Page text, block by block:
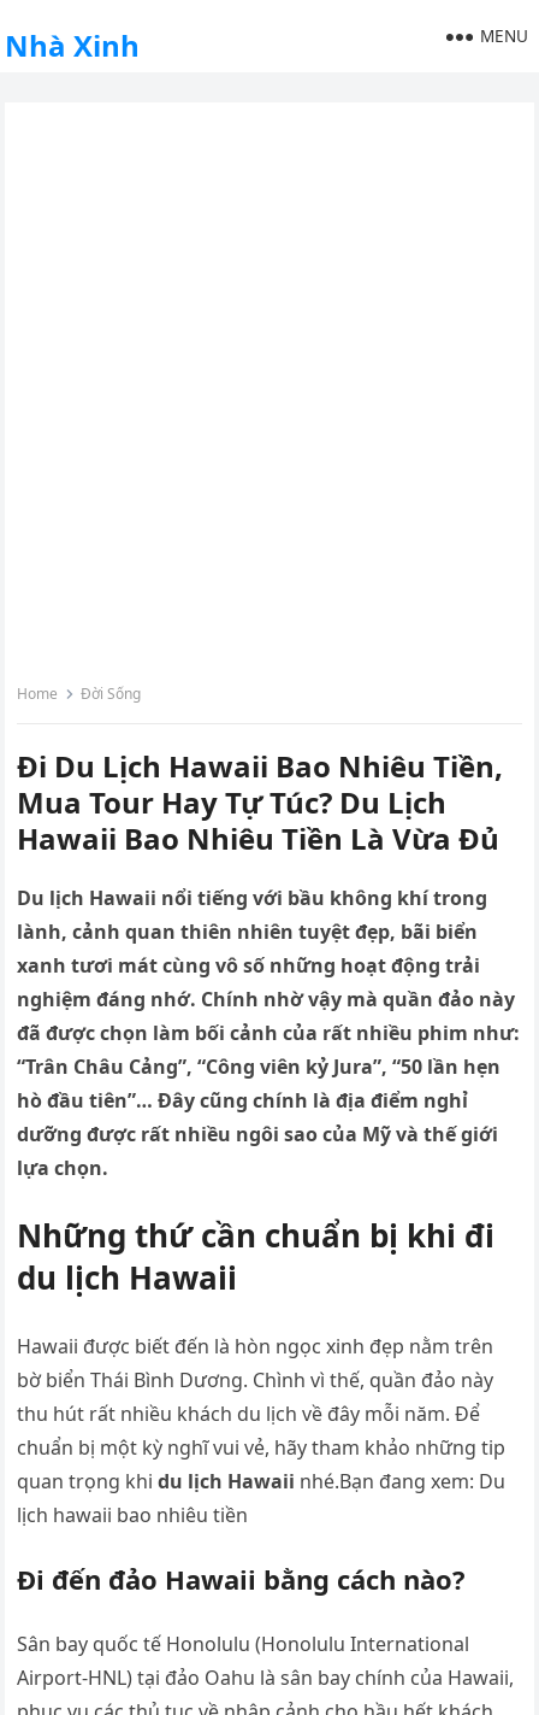
Nhà Xinh MENU
Home Đời Sống
Đi Du Lịch Hawaii Bao Nhiêu Tiền,
Mua Tour Hay Tự Túc? Du Lịch
Hawaii Bao Nhiêu Tiền Là Vừa Đủ
Du lịch Hawaii nổi tiếng với bầu không khí trong
lành, cảnh quan thiên nhiên tuyệt đẹp, bãi biển
xanh tươi mát cùng vô số những hoạt động trải
nghiệm đáng nhớ. Chính nhờ vậy mà quần đảo này
đã được chọn làm bối cảnh của rất nhiều phim như:
“Trân Châu Cảng”, “Công viên kỷ Jura”, “50 lần hẹn
hò đầu tiên”… Đây cũng chính là địa điểm nghỉ
dưỡng được rất nhiều ngôi sao của Mỹ và thế giới
lựa chọn.
Những thứ cần chuẩn bị khi đi
du lịch Hawaii
Hawaii được biết đến là hòn ngọc xinh đẹp nằm trên
bờ biển Thái Bình Dương. Chình vì thế, quần đảo này
thu hút rất nhiều khách du lịch về đây mỗi năm. Để
chuẩn bị một kỳ nghĩ vui vẻ, hãy tham khảo những tip
quan trọng khidu lịch Hawaii nhé.Bạn đang xem: Du
lịch hawaii bao nhiêu tiền
Đi đến đảo Hawaii bằng cách nào?
Sân bay quốc tế Honolulu (Honolulu International
Airport-HNL) tại đảo Oahu là sân bay chính của Hawaii,